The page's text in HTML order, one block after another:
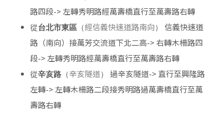
路四段-> 左轉秀明路經萬壽橋直行至萬壽路右轉
從台北市東區 （經信義快速道路南向 ）
信義快速道
路（南向）接萬芳交流道下北二高-> 右轉木柵路四
段-> 左轉秀明路經萬壽橋直行至萬壽路右轉
從辛亥路 （ 辛亥隧道）
過辛亥隧道-> 直行至興隆路
左轉-> 左轉木柵路二段接秀明路過萬壽橋直行至萬
壽路右轉